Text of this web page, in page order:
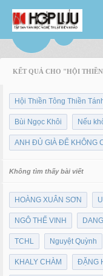
KẾT QUẢ CHO "HỘI
Hội Thiền Tông Thiền
Bùi Ngọc Khôi Nếu
ANH ĐỦ GIÀ ĐỂ KHÔNG
Không tìm thấy bài viết
HOÀNG XUÂN SƠN
NGÔ THẾ VINH
TCHL Nguyệt Quỳnh
KHALY CHÀM ĐẶNG